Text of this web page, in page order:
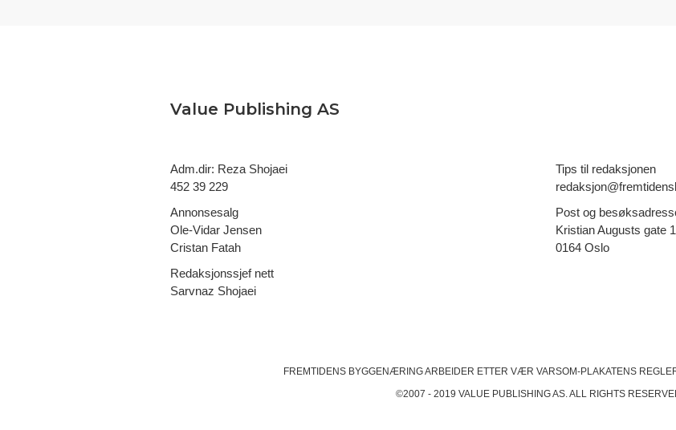
Value Publishing AS
Adm.dir: Reza Shojaei
452 39 229
Annonsesalg
Ole-Vidar Jensen
Cristan Fatah
Redaksjonssjef nett
Sarvnaz Shojaei
Tips til redaksjonen
Post og
Kristian Augusts gate
0164 Oslo
FREMTIDENS BYGGENÆRING ARBEIDER ETTER VÆR VARSOM-PLAKATENS
©2007 - 2019 VALUE PUBLISHING AS. ALL RIGHTS